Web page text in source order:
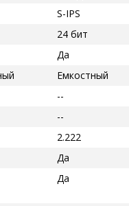
S-IPS
24 бит
Да
Емкостный
--
--
2.222
Да
Да